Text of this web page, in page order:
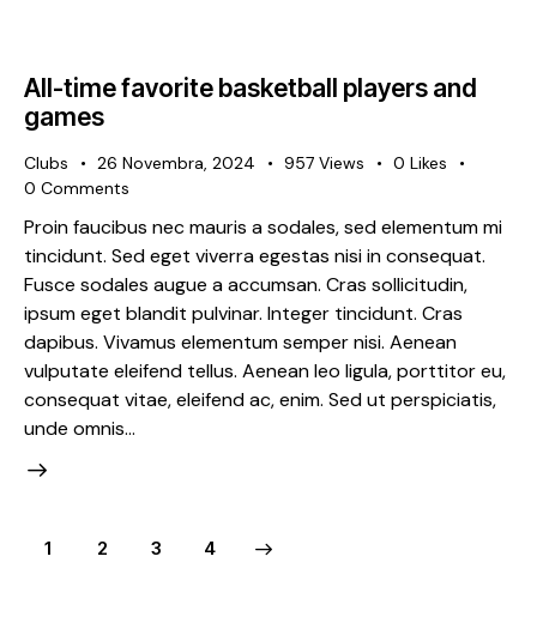
All-time favorite basketball players and
games
Clubs 26 Novembra, 2024 957 Views 0 Likes
0 Comments
Proin faucibus nec mauris a sodales, sed elementum mi
tincidunt. Sed eget viverra egestas nisi in consequat.
Fusce sodales augue a accumsan. Cras sollicitudin,
ipsum eget blandit pulvinar. Integer tincidunt. Cras
dapibus. Vivamus elementum semper nisi. Aenean
vulputate eleifend tellus. Aenean leo ligula, porttitor eu,
consequat vitae, eleifend ac, enim. Sed ut perspiciatis,
unde omnis…
1 2 3 4